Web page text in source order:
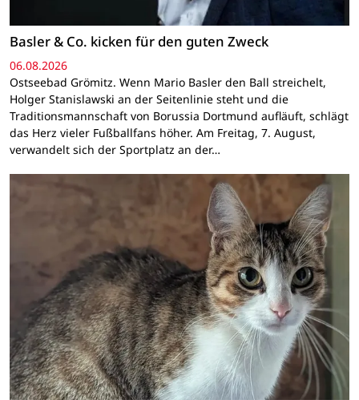
Basler & Co. kicken für den guten Zweck
06.08.2026
Ostseebad Grömitz. Wenn Mario Basler den Ball streichelt,
Holger Stanislawski an der Seitenlinie steht und die
Traditionsmannschaft von Borussia Dortmund aufläuft, schlägt
das Herz vieler Fußballfans höher. Am Freitag, 7. August,
verwandelt sich der Sportplatz an der…